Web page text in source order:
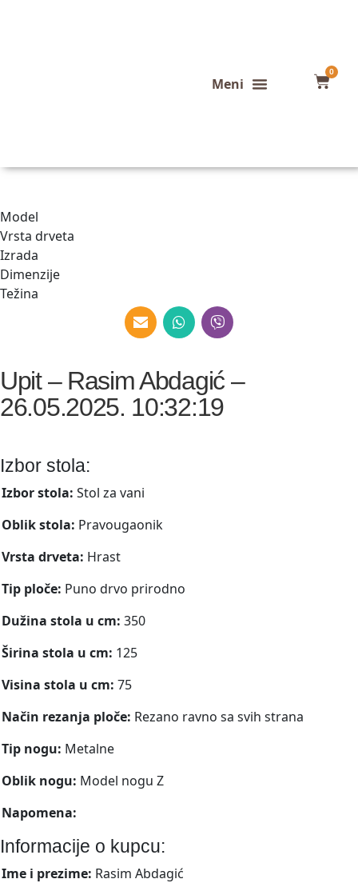
0
Model
Vrsta drveta
Izrada
Dimenzije
Težina
Upit – Rasim Abdagić –
26.05.2025. 10:32:19
Izbor stola:
Izbor stola: Stol za vani
Oblik stola: Pravougaonik
Vrsta drveta: Hrast
Tip ploče: Puno drvo prirodno
Dužina stola u cm: 350
Širina stola u cm: 125
Visina stola u cm: 75
Način rezanja ploče: Rezano ravno sa svih strana
Tip nogu: Metalne
Oblik nogu: Model nogu Z
Napomena:
Informacije o kupcu:
Ime i prezime: Rasim Abdagić